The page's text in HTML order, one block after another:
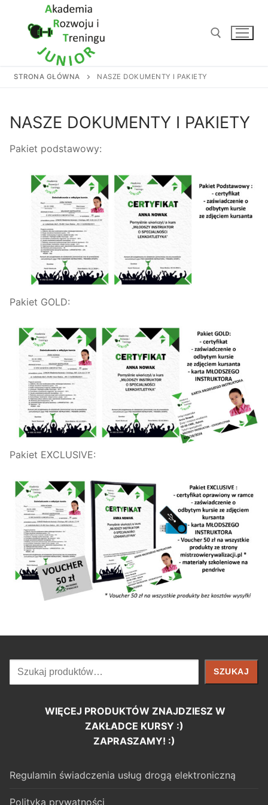
Szukaj:
STRONA GŁÓWNA NASZE DOKUMENTY I PAKIETY
NASZE DOKUMENTY I PAKIETY
Pakiet podstawowy:
Pakiet GOLD:
Pakiet EXCLUSIVE:
Szukaj SZUKAJ
WIĘCEJ PRODUKTÓW ZNAJDZIESZ W
ZAKŁADCE KURSY :)
ZAPRASZAMY! :)
Regulamin świadczenia usług drogą elektroniczną
Polityka prywatności